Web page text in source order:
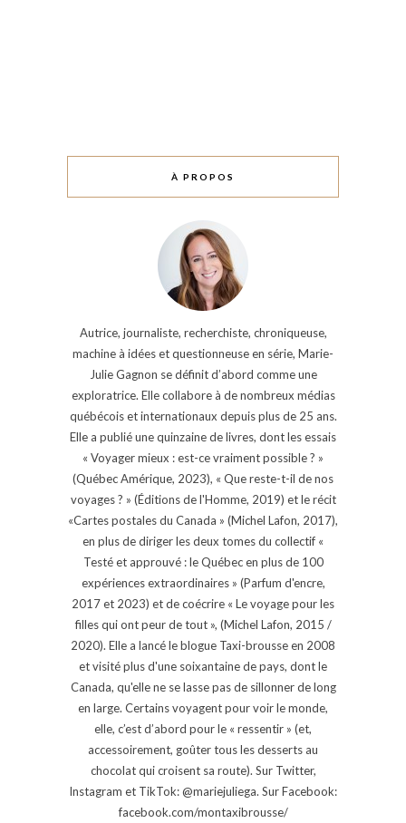
À PROPOS
Autrice, journaliste, recherchiste, chroniqueuse,
machine à idées et questionneuse en série, Marie-
Julie Gagnon se définit d’abord comme une
exploratrice. Elle collabore à de nombreux médias
québécois et internationaux depuis plus de 25 ans.
Elle a publié une quinzaine de livres, dont les essais
« Voyager mieux : est-ce vraiment possible ? »
(Québec Amérique, 2023), « Que reste-t-il de nos
voyages ? » (Éditions de l'Homme, 2019) et le récit
«Cartes postales du Canada » (Michel Lafon, 2017),
en plus de diriger les deux tomes du collectif «
Testé et approuvé : le Québec en plus de 100
expériences extraordinaires » (Parfum d'encre,
2017 et 2023) et de coécrire « Le voyage pour les
filles qui ont peur de tout », (Michel Lafon, 2015 /
2020). Elle a lancé le blogue Taxi-brousse en 2008
et visité plus d'une soixantaine de pays, dont le
Canada, qu'elle ne se lasse pas de sillonner de long
en large. Certains voyagent pour voir le monde,
elle, c’est d’abord pour le « ressentir » (et,
accessoirement, goûter tous les desserts au
chocolat qui croisent sa route). Sur Twitter,
Instagram et TikTok: @mariejuliega. Sur Facebook:
facebook.com/montaxibrousse/